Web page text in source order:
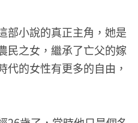
部小說的真正主角，她是
民之女，繼承了亡父的嫁
代的女性有更多的自由，